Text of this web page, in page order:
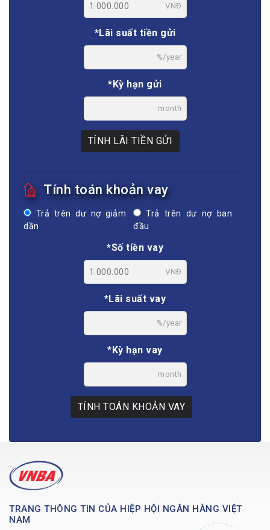
VNĐ
*Lãi suất tiền gửi
%/year
*Kỳ hạn gửi
month
TÍNH LÃI TIỀN GỬI
Tính toán khoản vay
Trả trên dư nợ giảm
dần
Trả trên dư nợ ban
đầu
*Số tiền vay
VNĐ
*Lãi suất vay
%/year
*Kỳ hạn vay
month
TÍNH TOÁN KHOẢN VAY
TRANG THÔNG TIN CỦA HIỆP HỘI NGÂN HÀNG VIỆT
NAM